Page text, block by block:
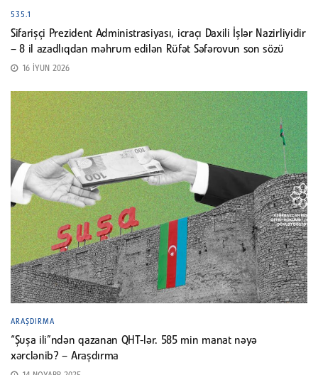
535.1
Sifarişçi Prezident Administrasiyası, icraçı Daxili İşlər Nazirliyidir
– 8 il azadlıqdan məhrum edilən Rüfət Səfərovun son sözü
16 İYUN 2026
ARAŞDIRMA
“Şuşa ili”ndən qazanan QHT-lər. 585 min manat nəyə
xərclənib? – Araşdırma